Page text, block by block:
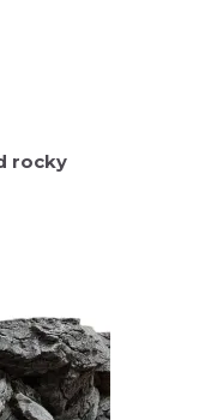
rocky